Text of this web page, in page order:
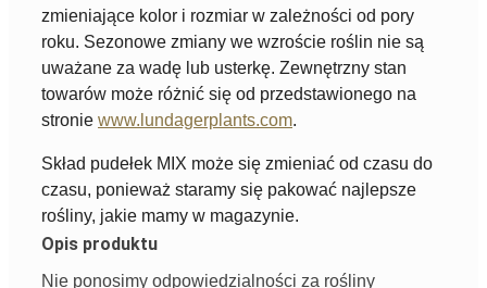
zmieniające kolor i rozmiar w zależności od pory
roku. Sezonowe zmiany we wzroście roślin nie są
uważane za wadę lub usterkę. Zewnętrzny stan
towarów może różnić się od przedstawionego na
stronie www.lundagerplants.com.
Skład pudełek MIX może się zmieniać od czasu do
czasu, ponieważ staramy się pakować najlepsze
rośliny, jakie mamy w magazynie.
Opis produktu
Nie ponosimy odpowiedzialności za rośliny